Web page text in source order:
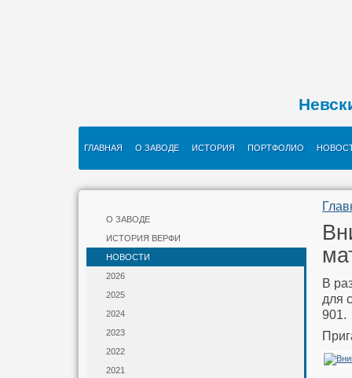
ГЛАВНАЯ О ЗАВОДЕ ИСТОРИЯ ПОРТФОЛИО
О ЗАВОДЕ
ИСТОРИЯ ВЕРФИ
НОВОСТИ
2026
2025
2024
2023
2022
2021
В
для